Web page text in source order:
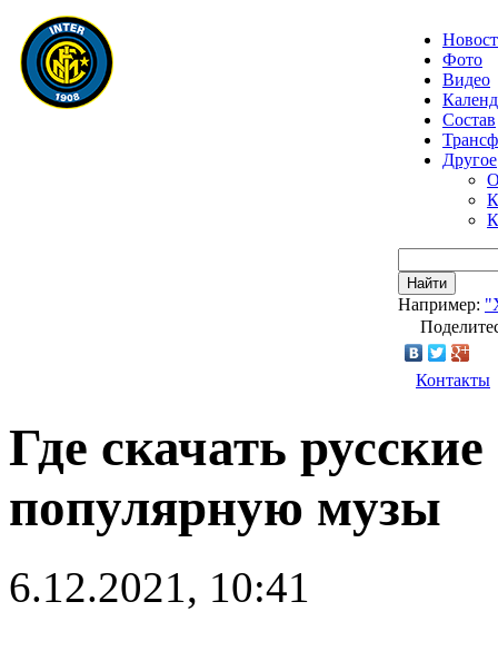
Фото
Видео
Состав
Другое
Найти
Например:
Контакты
Где скачать
популярную музы
6.12.2021, 10:41